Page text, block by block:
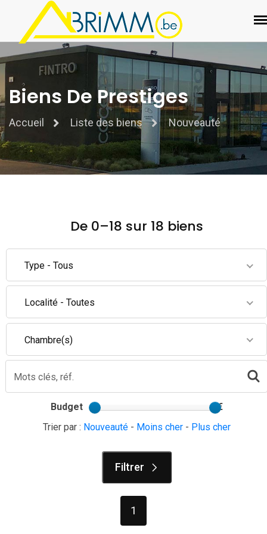
Biens De Prestiges
Accueil Liste des biens Nouveauté
De 0–18 sur 18 biens
Type - Tous
Localité - Toutes
Chambre(s)
Budget
€
Trier par : Nouveauté- Moins cher- Plus cher
Filtrer
1